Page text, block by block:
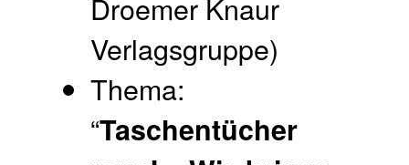
Droemer Knaur
Verlagsgruppe)
Thema:
“Taschentücher